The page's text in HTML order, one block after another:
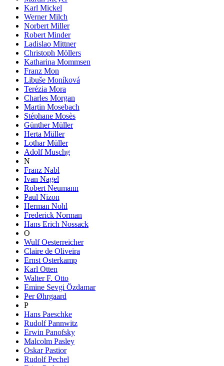
Karl Mickel
Werner Milch
Norbert Miller
Robert Minder
Ladislao Mittner
Christoph Möllers
Katharina Mommsen
Franz Mon
Libuše Moníková
Terézia Mora
Charles Morgan
Martin Mosebach
Stéphane Mosès
Günther Müller
Herta Müller
Lothar Müller
Adolf Muschg
N
Franz Nabl
Ivan Nagel
Robert Neumann
Paul Nizon
Herman Nohl
Frederick Norman
Hans Erich Nossack
O
Wulf Oesterreicher
Claire de Oliveira
Ernst Osterkamp
Karl Otten
Walter F. Otto
Emine Sevgi Özdamar
Per Øhrgaard
P
Hans Paeschke
Rudolf Pannwitz
Erwin Panofsky
Malcolm Pasley
Oskar Pastior
Rudolf Pechel